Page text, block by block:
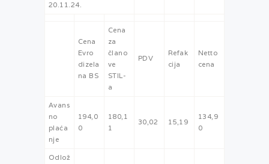
20.11.24.
Cena
Evro
dizela
na BS
Cena
za
člano
ve
STIL-
a
PDV
Refak
cija
Netto
cena
Avans
no
plaća
nje
194,0
0
180,1
1
30,02 15,19
134,9
0
Odlož